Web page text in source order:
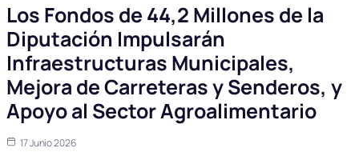
Los Fondos de 44,2 Millones de la
Diputación Impulsarán
Infraestructuras Municipales,
Mejora de Carreteras y Senderos, y
Apoyo al Sector Agroalimentario
17 Junio 2026